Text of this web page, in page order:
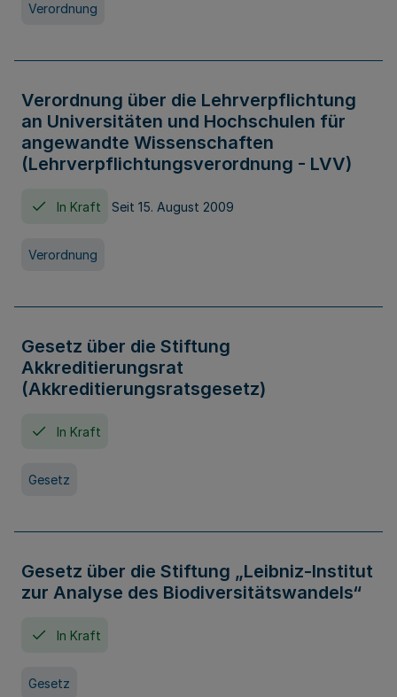
Verordnung
Verordnung über die Lehrverpflichtung
an Universitäten und Hochschulen für
angewandte Wissenschaften
(Lehrverpflichtungsverordnung - LVV)
In Kraft Seit 15. August 2009
Verordnung
Gesetz über die Stiftung
Akkreditierungsrat
(Akkreditierungsratsgesetz)
In Kraft
Gesetz
Gesetz über die Stiftung „Leibniz-Institut
zur Analyse des Biodiversitätswandels“
In Kraft
Gesetz